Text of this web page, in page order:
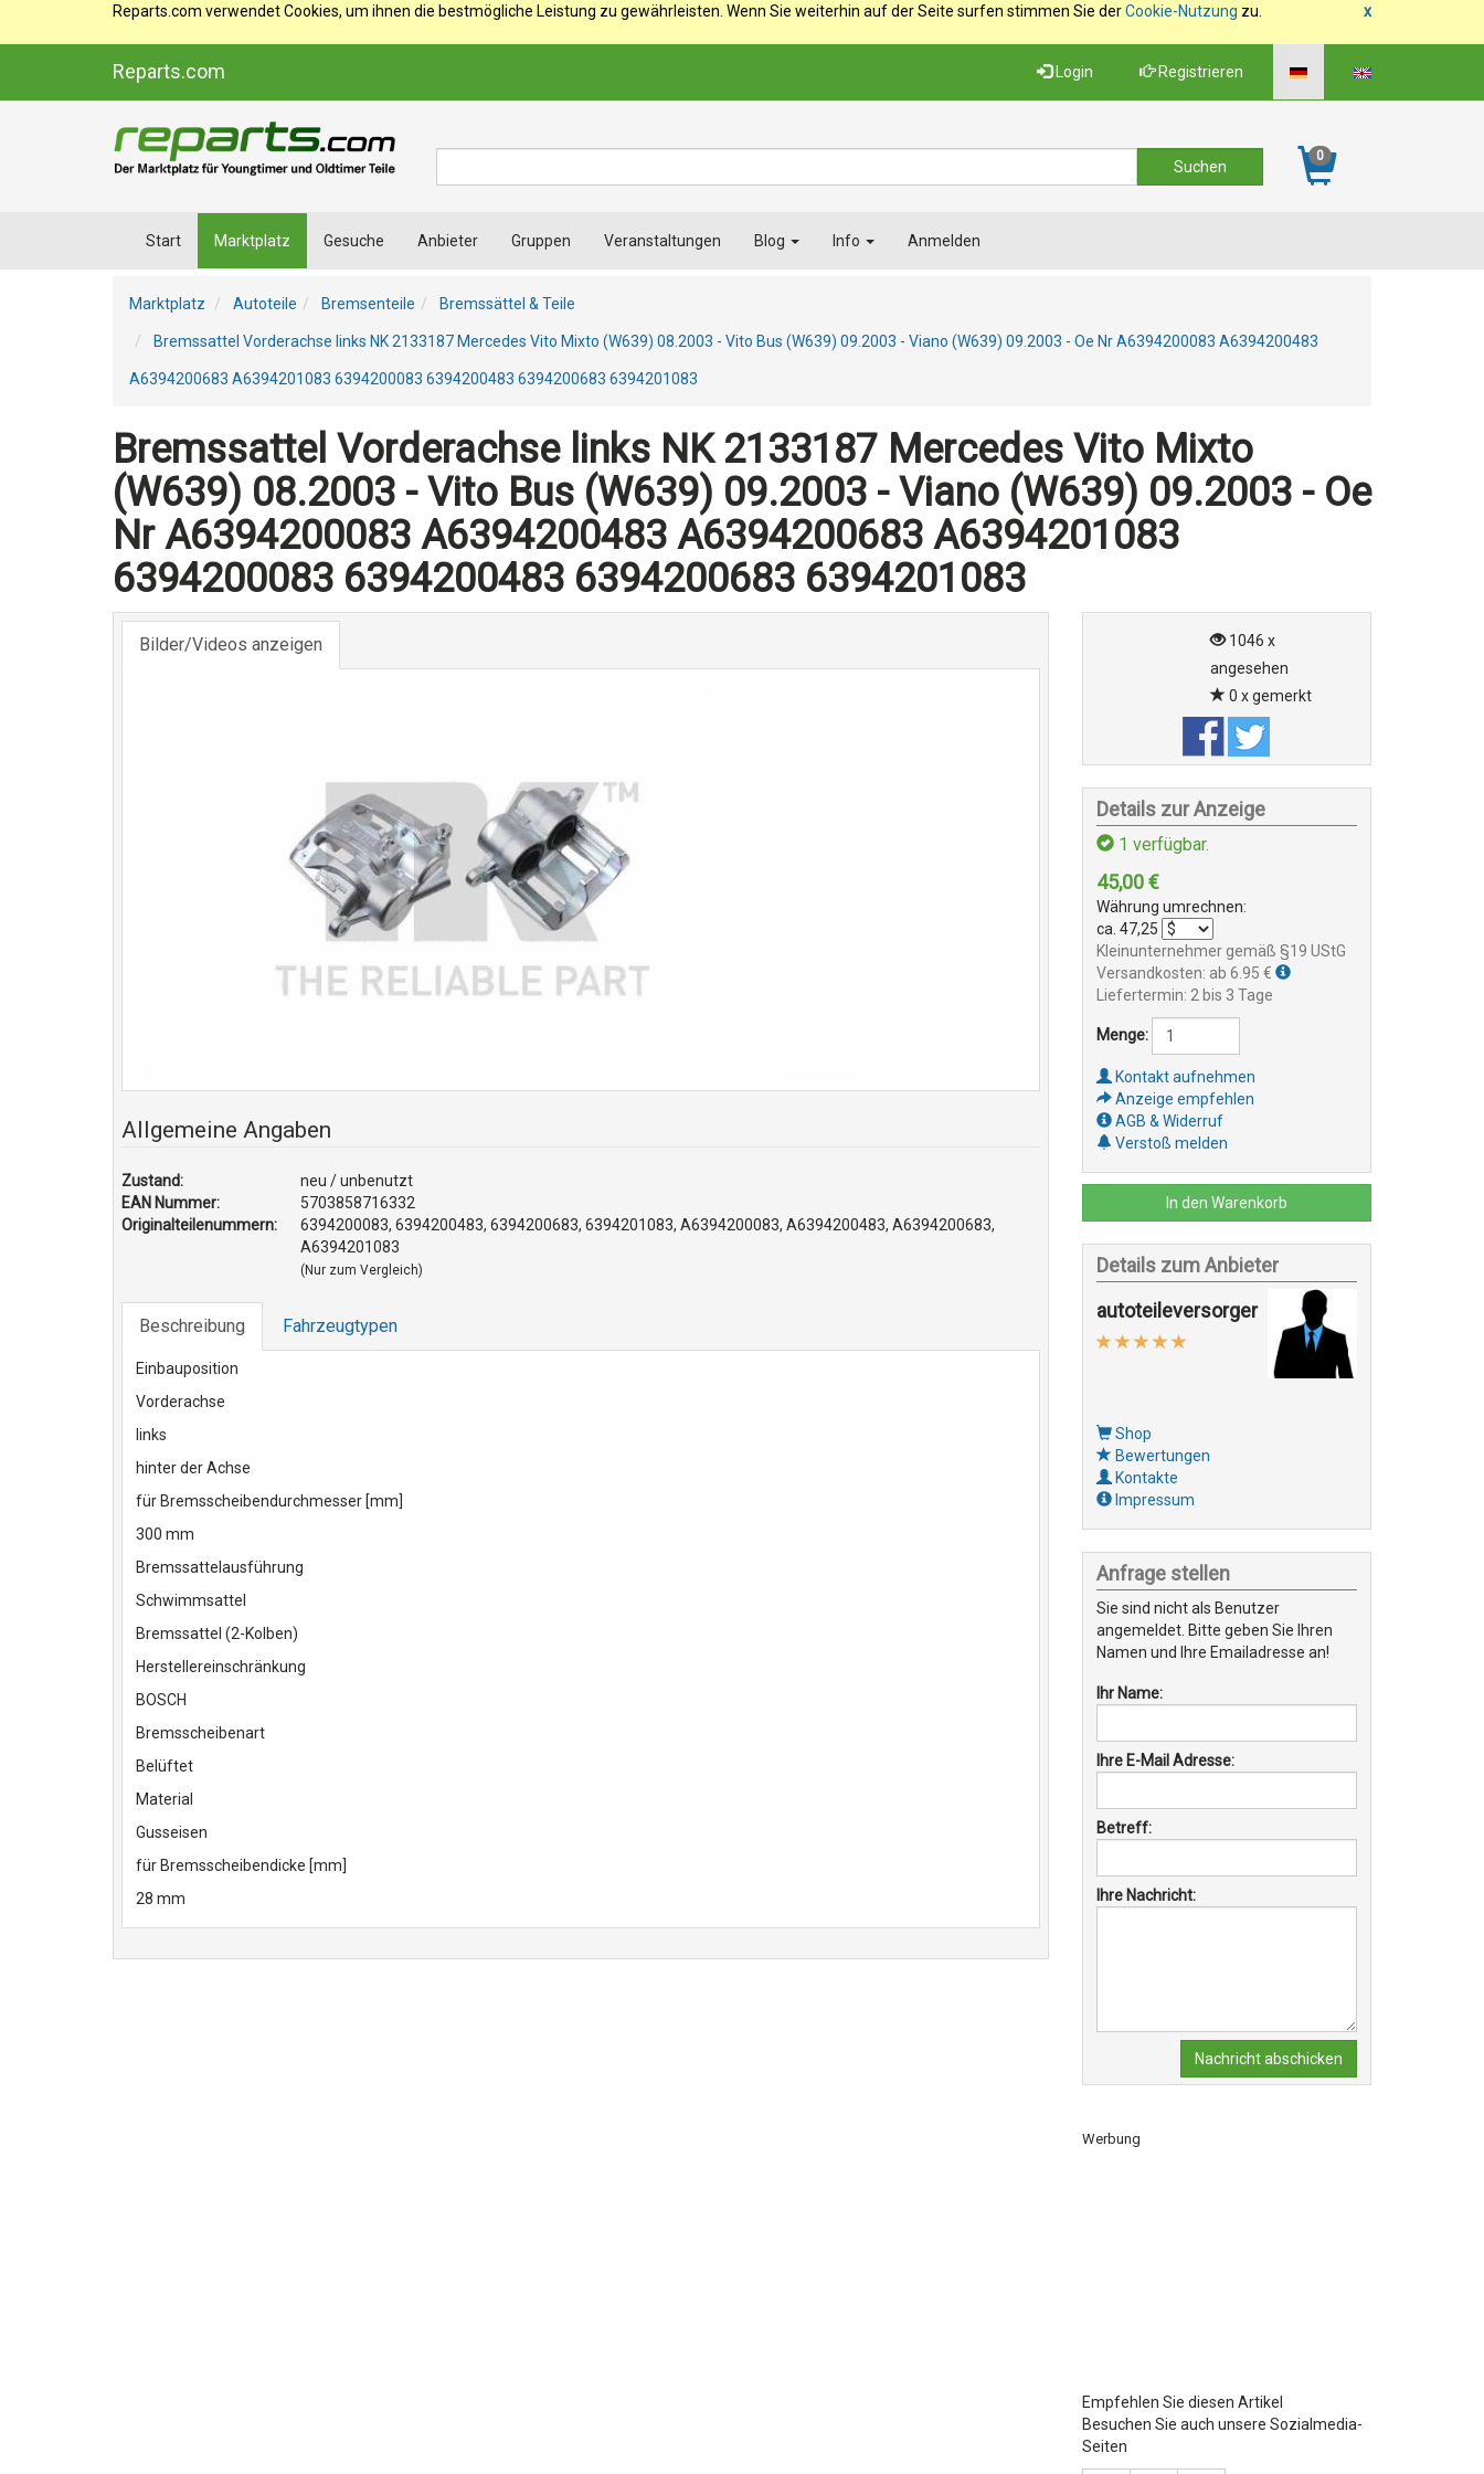
x
Reparts.com verwendet Cookies, um ihnen die bestmögliche Leistung zu gewährleisten. Wenn Sie weiterhin auf der Seite surfen stimmen Sie derCookie-Nutzung zu.
Reparts.com Login Registrieren
0
Start Marktplatz Gesuche Anbieter Gruppen Veranstaltungen Blog Info Anmelden
Marktplatz Autoteile Bremsenteile Bremssättel & Teile
Bremssattel Vorderachse links NK 2133187 Mercedes Vito Mixto (W639) 08.2003 - Vito Bus (W639) 09.2003 - Viano (W639) 09.2003 - Oe Nr A6394200083 A6394200483
A6394200683 A6394201083 6394200083 6394200483 6394200683 6394201083
Bremssattel Vorderachse links NK 2133187 Mercedes Vito Mixto
(W639) 08.2003 - Vito Bus (W639) 09.2003 - Viano (W639) 09.2003 - Oe
Nr A6394200083 A6394200483 A6394200683 A6394201083
6394200083 6394200483 6394200683 6394201083
Bilder/Videos anzeigen
Allgemeine Angaben
Zustand:
neu / unbenutzt
EAN Nummer:
5703858716332
Originalteilenummern:
6394200083, 6394200483, 6394200683, 6394201083, A6394200083, A6394200483, A6394200683,
A6394201083
(Nur zum Vergleich)
Beschreibung Fahrzeugtypen
Einbauposition
Vorderachse
links
hinter der Achse
für Bremsscheibendurchmesser [mm]
300 mm
Bremssattelausführung
Schwimmsattel
Bremssattel (2-Kolben)
Herstellereinschränkung
BOSCH
Bremsscheibenart
Belüftet
Material
Gusseisen
für Bremsscheibendicke [mm]
28 mm
1046 x
angesehen
0 x gemerkt
Details zur Anzeige
1 verfügbar.
45,00 €
Währung umrechnen:
ca. 47,25
Kleinunternehmer gemäß §19 UStG
Versandkosten: ab 6.95 €
Liefertermin: 2 bis 3 Tage
Menge:
Kontakt aufnehmen
Anzeige empfehlen
AGB & Widerruf
Verstoß melden
In den Warenkorb
Details zum Anbieter
autoteileversorger
Shop
Bewertungen
Kontakte
Impressum
Anfrage stellen
Sie sind nicht als Benutzer
angemeldet. Bitte geben Sie Ihren
Namen und Ihre Emailadresse an!
Ihr Name:
Ihre E-Mail Adresse:
Betreff:
Ihre Nachricht:
Nachricht abschicken
Werbung
Empfehlen Sie diesen Artikel
Besuchen Sie auch unsere Sozialmedia-
Seiten